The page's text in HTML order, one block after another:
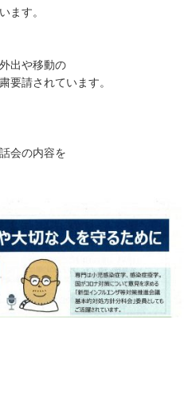
ます。
出や移動の
要請されています。
会の内容を